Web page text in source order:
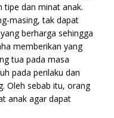
tipe dan minat anak.
masing, tak dapat
berharga sehingga
memberikan yang
tua pada masa
pada perilaku dan
Oleh sebab itu, orang
anak agar dapat